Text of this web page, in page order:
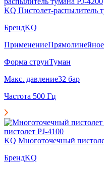
KQ Пистолет-распылитель
БрендKQ
Применение
Форма струиТуман
Макс. давление32 бар
Частота 500 Гц
KQ Многоточечный
БрендKQ